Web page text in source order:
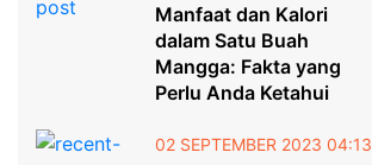
Manfaat dan Kalori
dalam Satu Buah
Mangga: Fakta yang
Perlu Anda Ketahui
02 SEPTEMBER 2023 04:13